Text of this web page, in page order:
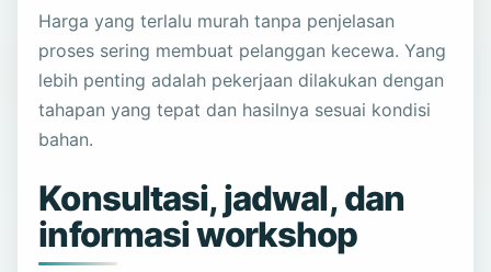
Harga yang terlalu murah tanpa penjelasan
proses sering membuat pelanggan kecewa. Yang
lebih penting adalah pekerjaan dilakukan dengan
tahapan yang tepat dan hasilnya sesuai kondisi
bahan.
Konsultasi, jadwal, dan
informasi workshop